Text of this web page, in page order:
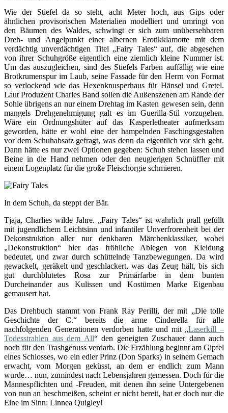
Wie der Stiefel da so steht, acht Meter hoch, aus Gips oder
ähnlichen provisorischen Materialien modelliert und umringt von
den Bäumen des Waldes, schwingt er sich zum unübersehbaren
Dreh- und Angelpunkt einer albernen Erotikklamotte mit dem
verdächtig unverdächtigen Titel „Fairy Tales“ auf, die abgesehen
von ihrer Schuhgröße eigentlich eine ziemlich kleine Nummer ist.
Um das auszugleichen, sind des Stiefels Farben auffällig wie eine
Brotkrumenspur im Laub, seine Fassade für den Herrn von Format
so verlockend wie das Hexenknusperhaus für Hänsel und Gretel.
Laut Produzent Charles Band sollen die Außenszenen am Rande der
Sohle übrigens an nur einem Drehtag im Kasten gewesen sein, denn
mangels Drehgenehmigung galt es im Guerilla-Stil vorzugehen.
Wäre ein Ordnungshüter auf das Kasperletheater aufmerksam
geworden, hätte er wohl eine der hampelnden Faschingsgestalten
vor dem Schuhabsatz gefragt, was denn da eigentlich vor sich geht.
Dann hätte es nur zwei Optionen gegeben: Schuh stehen lassen und
Beine in die Hand nehmen oder den neugierigen Schnüffler mit
einem Logenplatz für die große Fleischorgie schmieren.
In dem Schuh, da steppt der Bär.
Tjaja, Charlies wilde Jahre. „Fairy Tales“ ist wahrlich prall gefüllt
mit jugendlichem Leichtsinn und infantiler Unverfrorenheit bei der
Dekonstruktion aller nur denkbaren Märchenklassiker, wobei
„Dekonstruktion“ hier das fröhliche Ablegen von Kleidung
bedeutet, und zwar durch schüttelnde Tanzbewegungen. Da wird
gewackelt, geräkelt und geschlackert, was das Zeug hält, bis sich
gut durchblutetes Rosa zur Primärfarbe in dem bunten
Durcheinander aus Kulissen und Kostümen Marke Eigenbau
gemausert hat.
Das Drehbuch stammt von Frank Ray Perilli, der mit „Die tolle
Geschichte der C.“ bereits die arme Cinderella für alle
nachfolgenden Generationen verdorben hatte und mit „Laserkill –
Todesstrahlen aus dem All“ den geneigten Zuschauer dann auch
noch für den Trashgenuss verdarb. Die Erzählung beginnt am Gipfel
eines Schlosses, wo ein edler Prinz (Don Sparks) in seinem Gemach
erwacht, vom Morgen geküsst, an dem er endlich zum Mann
wurde… nun, zumindest nach Lebensjahren gemessen. Doch für die
Mannespflichten und -Freuden, mit denen ihn seine Untergebenen
von nun an beschmeißen, scheint er nicht bereit, hat er doch nur die
Eine im Sinn: Linnea Quigley!